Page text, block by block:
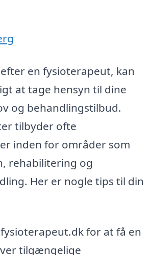
en fysioterapeut, kan
at tage hensyn til dine
og behandlingstilbud.
tilbyder ofte
inden for områder som
rehabilitering og
Her er nogle tips til din
for at få en
tilgængelige